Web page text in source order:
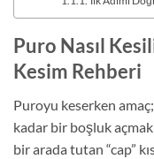
Puro Nasıl
Kesim Rehberi
Puroyu keserken
kadar bir boşluk
bir arada tutan “cap”